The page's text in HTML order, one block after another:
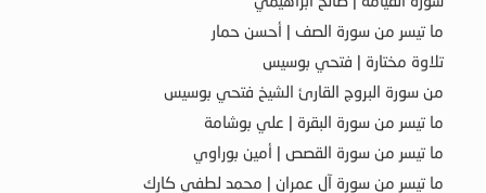
ما تيسر من سورة الصف | أحسن حمار
تلاوة مختارة | فتحي بوسيس
من سورة البروج القارئ الشيخ فتحي بوسيس
ما تيسر من سورة البقرة | علي بوشامة
ما تيسر من سورة القصص | أمين بوراوي
ما تيسر من سورة آل عمران | محمد لطفي كارك